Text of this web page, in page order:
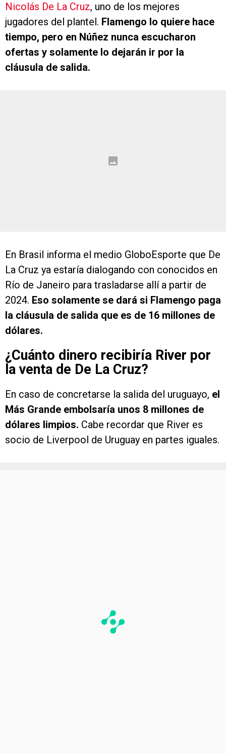
Nicolás De La Cruz, uno de los mejores
jugadores del plantel. Flamengo lo quiere hace
tiempo, pero en Núñez nunca escucharon
ofertas y solamente lo dejarán ir por la
cláusula de salida.
En Brasil informa el medio GloboEsporte que De
La Cruz ya estaría dialogando con conocidos en
Río de Janeiro para trasladarse allí a partir de
2024. Eso solamente se dará si Flamengo paga
la cláusula de salida que es de 16 millones de
dólares.
¿Cuánto dinero recibiría River por
la venta de De La Cruz?
En caso de concretarse la salida del uruguayo, el
Más Grande embolsaría unos 8 millones de
dólares limpios. Cabe recordar que River es
socio de Liverpool de Uruguay en partes iguales.